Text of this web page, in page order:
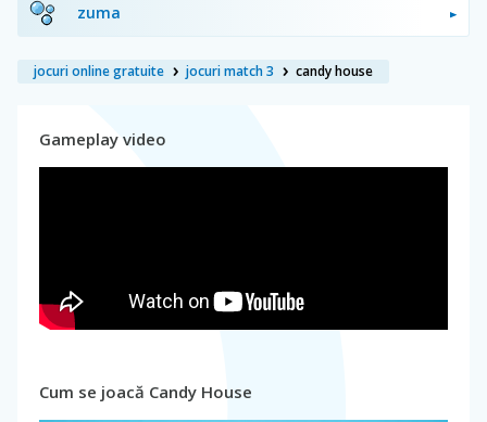
zuma
jocuri online gratuite jocuri match 3 candy house
Gameplay video
Cum se joacă Candy House